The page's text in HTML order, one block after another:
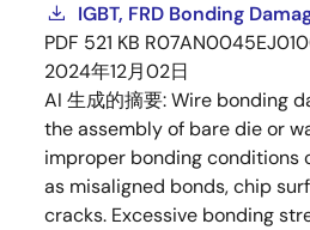
IGBT, FRD Bonding
PDF 521 KB
2024年12月02日
AI 生成的摘要:Wire bonding
the assembly of bare die or
improper bonding conditions
as misaligned bonds, chip
cracks. Excessive bonding